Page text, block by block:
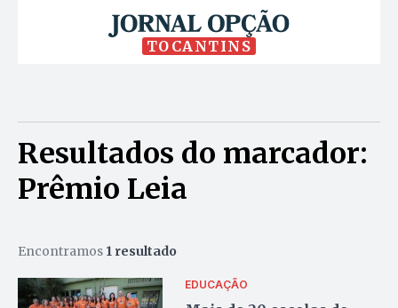
TOCANTINS
Resultados do marcador:
Prêmio Leia
Encontramos 1 resultado
EDUCAÇÃO